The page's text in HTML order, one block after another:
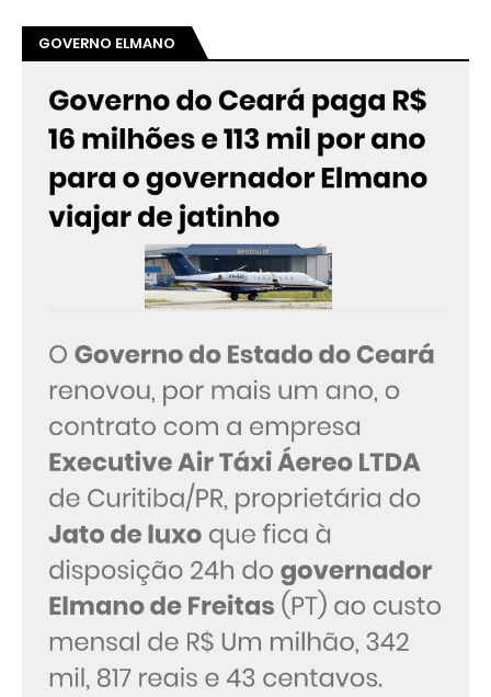
GOVERNO ELMANO